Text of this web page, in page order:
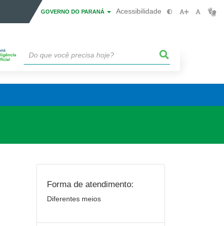
GOVERNO DO PARANÁ Acessibilidade
Forma de atendimento:
Diferentes meios